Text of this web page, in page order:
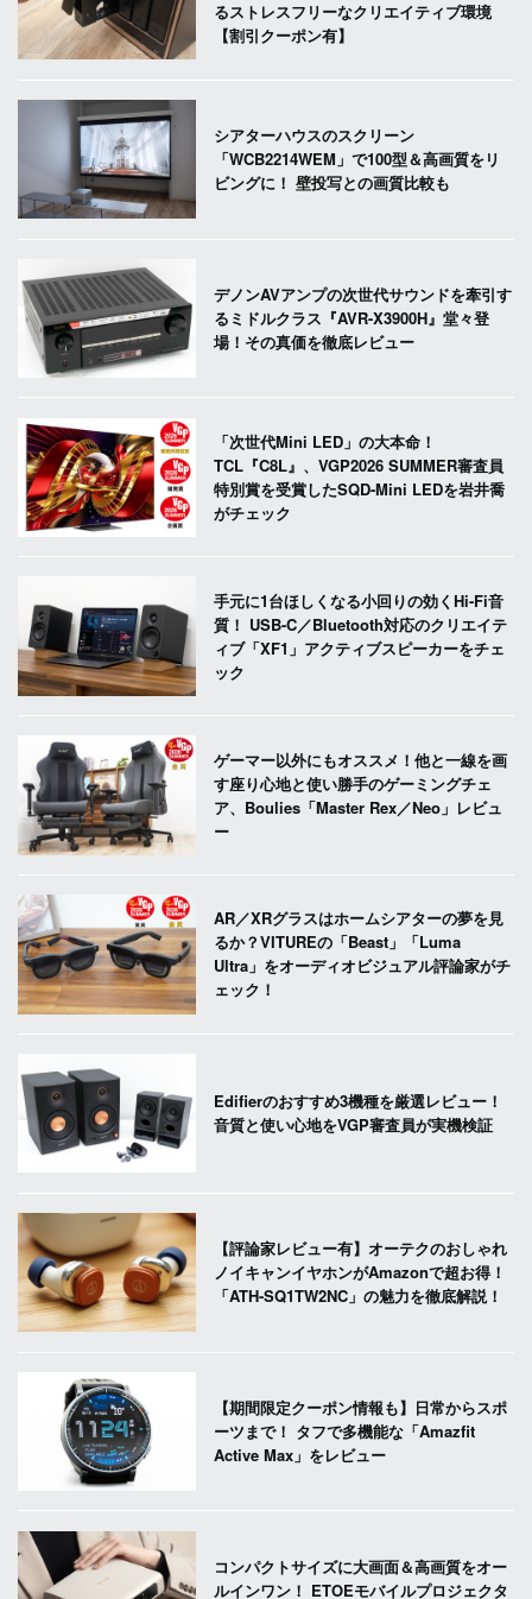
るストレスフリーなクリエイティブ環境
【割引クーポン有】
シアターハウスのスクリーン
「WCB2214WEM」で100型＆高画質をリ
ビングに！ 壁投写との画質比較も
デノンAVアンプの次世代サウンドを牽引す
るミドルクラス『AVR-X3900H』堂々登
場！その真価を徹底レビュー
「次世代Mini LED」の大本命！
TCL『C8L』、VGP2026 SUMMER審査員
特別賞を受賞したSQD-Mini LEDを岩井喬
がチェック
手元に1台ほしくなる小回りの効くHi-Fi音
質！ USB-C／Bluetooth対応のクリエイテ
ィブ「XF1」アクティブスピーカーをチェ
ック
ゲーマー以外にもオススメ！他と一線を画
す座り心地と使い勝手のゲーミングチェ
ア、Boulies「Master Rex／Neo」レビュ
ー
AR／XRグラスはホームシアターの夢を見
るか？VITUREの「Beast」「Luma
Ultra」をオーディオビジュアル評論家がチ
ェック！
Edifierのおすすめ3機種を厳選レビュー！
音質と使い心地をVGP審査員が実機検証
【評論家レビュー有】オーテクのおしゃれ
ノイキャンイヤホンがAmazonで超お得！
「ATH-SQ1TW2NC」の魅力を徹底解説！
【期間限定クーポン情報も】日常からスポ
ーツまで！ タフで多機能な「Amazfit
Active Max」をレビュー
コンパクトサイズに大画面＆高画質をオー
ルインワン！ ETOEモバイルプロジェクタ